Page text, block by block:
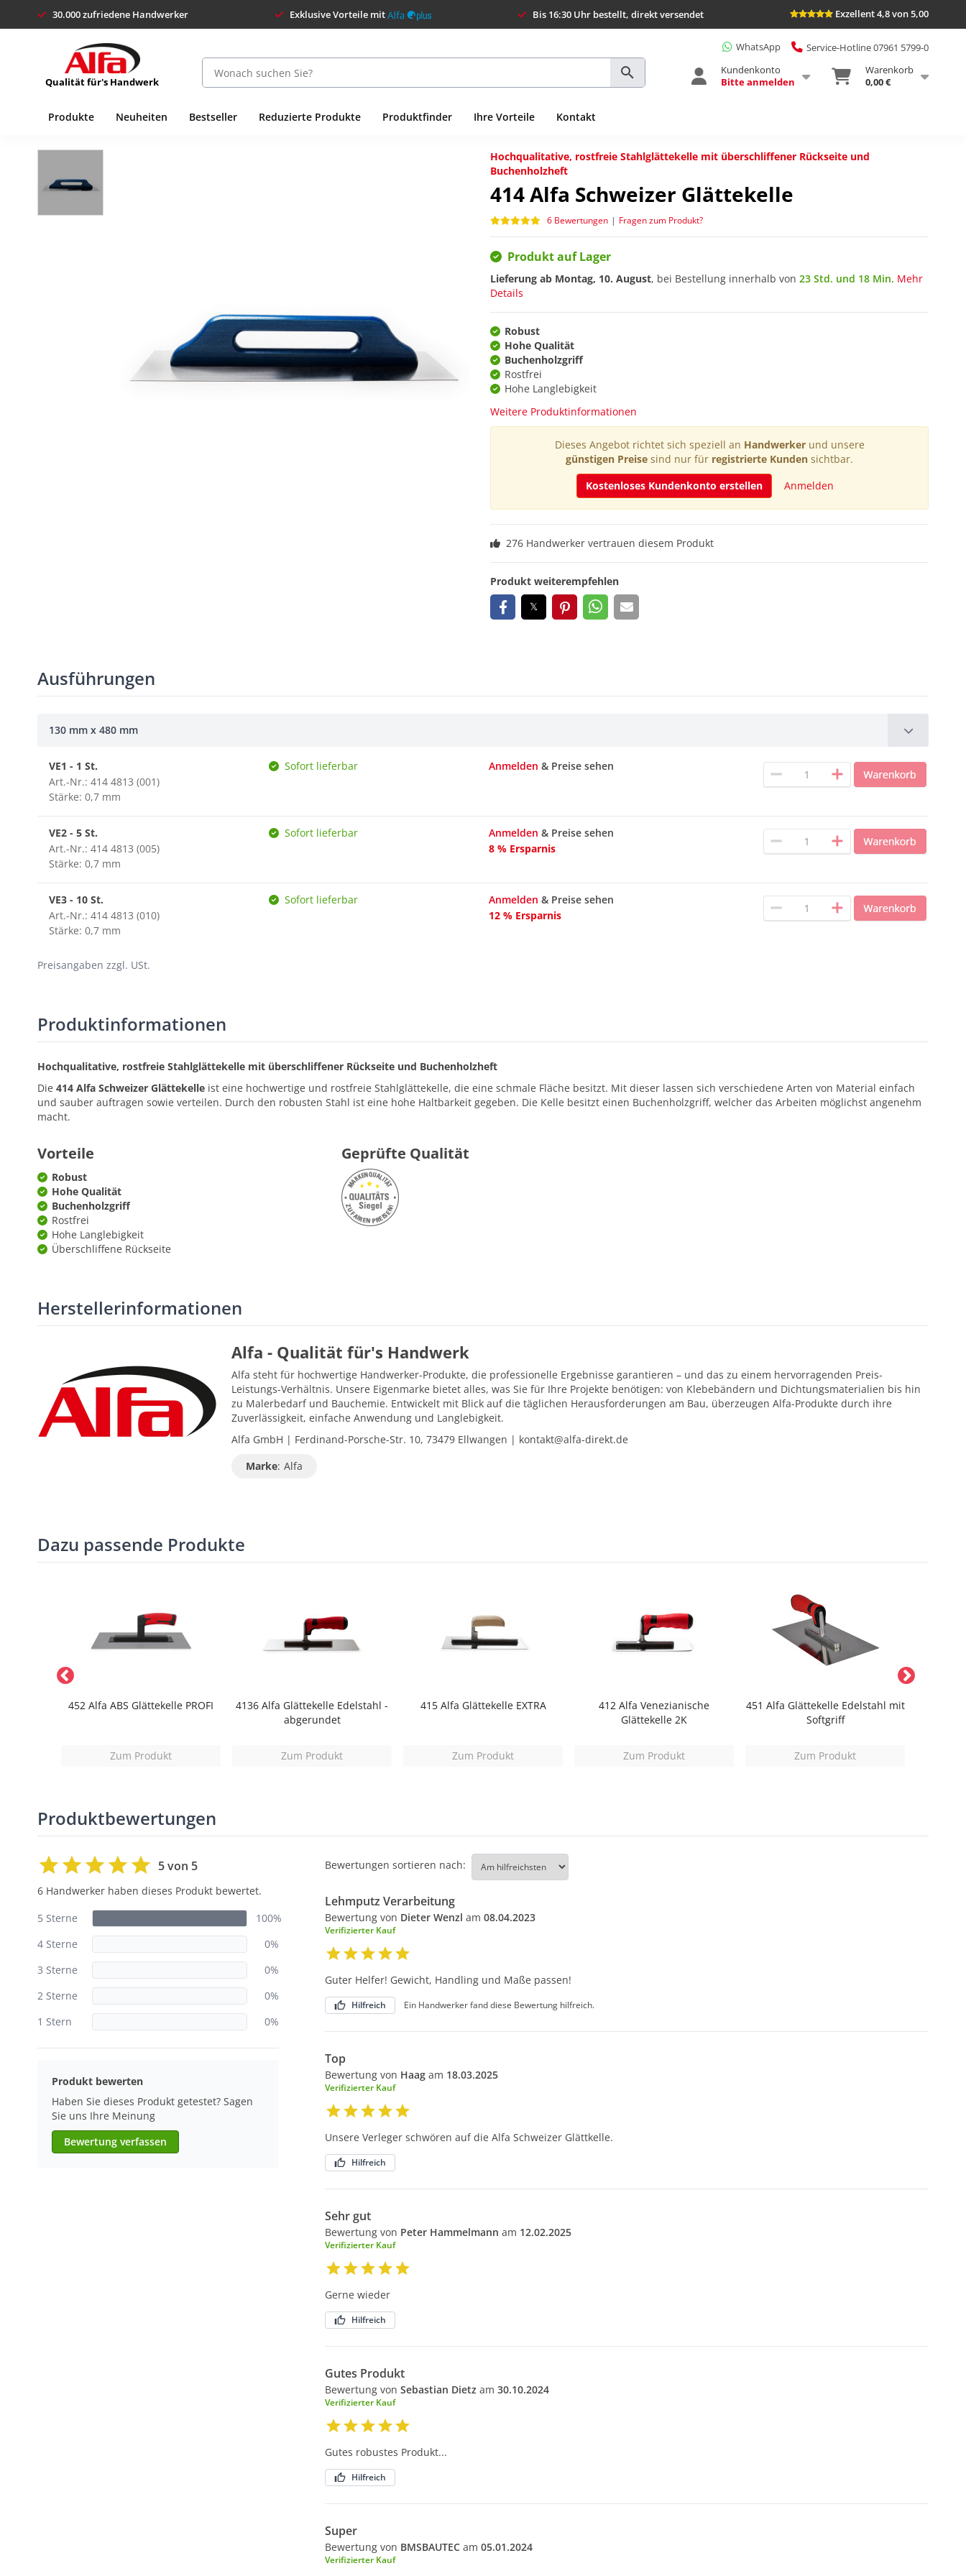
30.000 zufriedene Handwerker Exklusive Vorteile mit Bis 16:30 Uhr bestellt, direkt versendet Exzellent 4,8 von 5,00
Qualität für's Handwerk
WhatsApp
Service-Hotline 07961 5799-0
Kundenkonto
Bitte anmelden
Warenkorb
0,00 €
Produkte Neuheiten Bestseller Reduzierte Produkte Produktfinder Ihre Vorteile Kontakt
Hochqualitative, rostfreie Stahlglättekelle mit überschliffener Rückseite und
Buchenholzheft
414Alfa Schweizer Glättekelle
6 Bewertungen | Fragen zum Produkt?
Produkt auf Lager
Lieferung ab Montag, 10. August, bei Bestellung innerhalb von 23 Std. und 18 Min. Mehr
Details
Robust
Hohe Qualität
Buchenholzgriff
Rostfrei
Hohe Langlebigkeit
Weitere Produktinformationen
Dieses Angebot richtet sich speziell an Handwerkerund unsere
günstigen Preise sind nur für registrierte Kunden sichtbar.
Kostenloses Kundenkonto erstellen
Anmelden
276 Handwerker vertrauen diesem Produkt
Produkt weiterempfehlen
Ausführungen
130 mm x 480 mm
VE1 - 1 St.
Art.-Nr.: 414 4813 (001)
Stärke: 0,7 mm
Sofort lieferbar Anmelden & Preise sehen
VE2 - 5 St.
Art.-Nr.: 414 4813 (005)
Stärke: 0,7 mm
Sofort lieferbar Anmelden & Preise sehen
8 % Ersparnis
VE3 - 10 St.
Art.-Nr.: 414 4813 (010)
Stärke: 0,7 mm
Sofort lieferbar Anmelden & Preise sehen
12 % Ersparnis
Preisangaben zzgl. USt.
Produktinformationen
Hochqualitative, rostfreie Stahlglättekelle mit überschliffener Rückseite und Buchenholzheft
Die 414 Alfa Schweizer Glättekelle ist eine hochwertige und rostfreie Stahlglättekelle, die eine schmale Fläche besitzt. Mit dieser lassen sich verschiedene Arten von Material einfach
und sauber auftragen sowie verteilen. Durch den robusten Stahl ist eine hohe Haltbarkeit gegeben. Die Kelle besitzt einen Buchenholzgriff, welcher das Arbeiten möglichst angenehm
macht.
Vorteile
Robust
Hohe Qualität
Buchenholzgriff
Rostfrei
Hohe Langlebigkeit
Überschliffene Rückseite
Geprüfte Qualität
Herstellerinformationen
Alfa - Qualität für's Handwerk
Alfa steht für hochwertige Handwerker-Produkte, die professionelle Ergebnisse garantieren – und das zu einem hervorragenden Preis-
Leistungs-Verhältnis. Unsere Eigenmarke bietet alles, was Sie für Ihre Projekte benötigen: von Klebebändern und Dichtungsmaterialien bis hin
zu Malerbedarf und Bauchemie. Entwickelt mit Blick auf die täglichen Herausforderungen am Bau, überzeugen Alfa-Produkte durch ihre
Zuverlässigkeit, einfache Anwendung und Langlebigkeit.
Alfa GmbH | Ferdinand-Porsche-Str. 10, 73479 Ellwangen | kontakt@alfa-direkt.de
Marke: Alfa
Dazu passende Produkte
452 Alfa ABS Glättekelle PROFI
Zum Produkt
4136 Alfa Glättekelle Edelstahl -
abgerundet
Zum Produkt
415 Alfa Glättekelle EXTRA
Zum Produkt
412 Alfa Venezianische
Glättekelle 2K
Zum Produkt
451 Alfa Glättekelle Edelstahl mit
Softgriff
Zum Produkt
Produktbewertungen
5 von 5
6 Handwerker haben dieses Produkt bewertet.
5 Sterne
100%
4 Sterne
0%
3 Sterne
0%
2 Sterne
0%
1 Stern
0%
Produkt bewerten
Haben Sie dieses Produkt getestet? Sagen
Sie uns Ihre Meinung
Bewertung verfassen
Bewertungen sortieren nach:
Lehmputz Verarbeitung
Bewertung von Dieter Wenzl am 08.04.2023
Verifizierter Kauf
Guter Helfer! Gewicht, Handling und Maße passen!
Hilfreich Ein Handwerker fand diese Bewertung hilfreich.
Top
Bewertung von Haag am 18.03.2025
Verifizierter Kauf
Unsere Verleger schwören auf die Alfa Schweizer Glättkelle.
Hilfreich
Sehr gut
Bewertung von Peter Hammelmann am 12.02.2025
Verifizierter Kauf
Gerne wieder
Hilfreich
Gutes Produkt
Bewertung von Sebastian Dietz am 30.10.2024
Verifizierter Kauf
Gutes robustes Produkt...
Hilfreich
Super
Bewertung von BMSBAUTEC am 05.01.2024
Verifizierter Kauf